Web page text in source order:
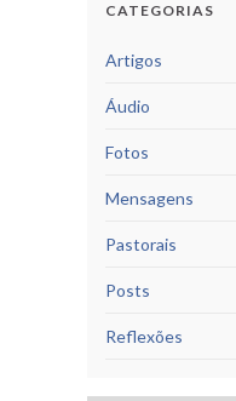
CATEGORIAS
Artigos
Áudio
Fotos
Mensagens
Pastorais
Posts
Reflexões